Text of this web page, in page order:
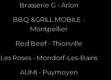
Brasserie G - Arlon
BBQ &GRILL MOBILE -
Montpellier
Red Beef - Thionville
Les Roses - Mondorf-Les-Bains
AUMI - Puymoyen